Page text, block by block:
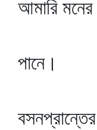
আমারি মনের
পানে।
চকিত
বসনপ্রান্তের